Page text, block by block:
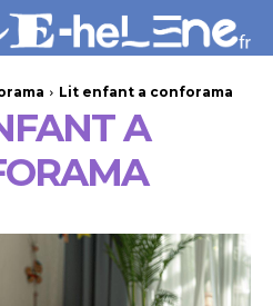
Lit enfant a conforama
A